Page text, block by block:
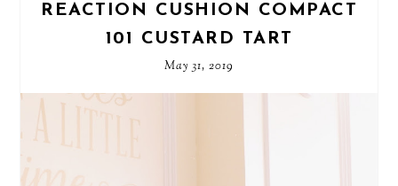
REACTION CUSHION COMPACT
101 CUSTARD TART
May 31, 2019